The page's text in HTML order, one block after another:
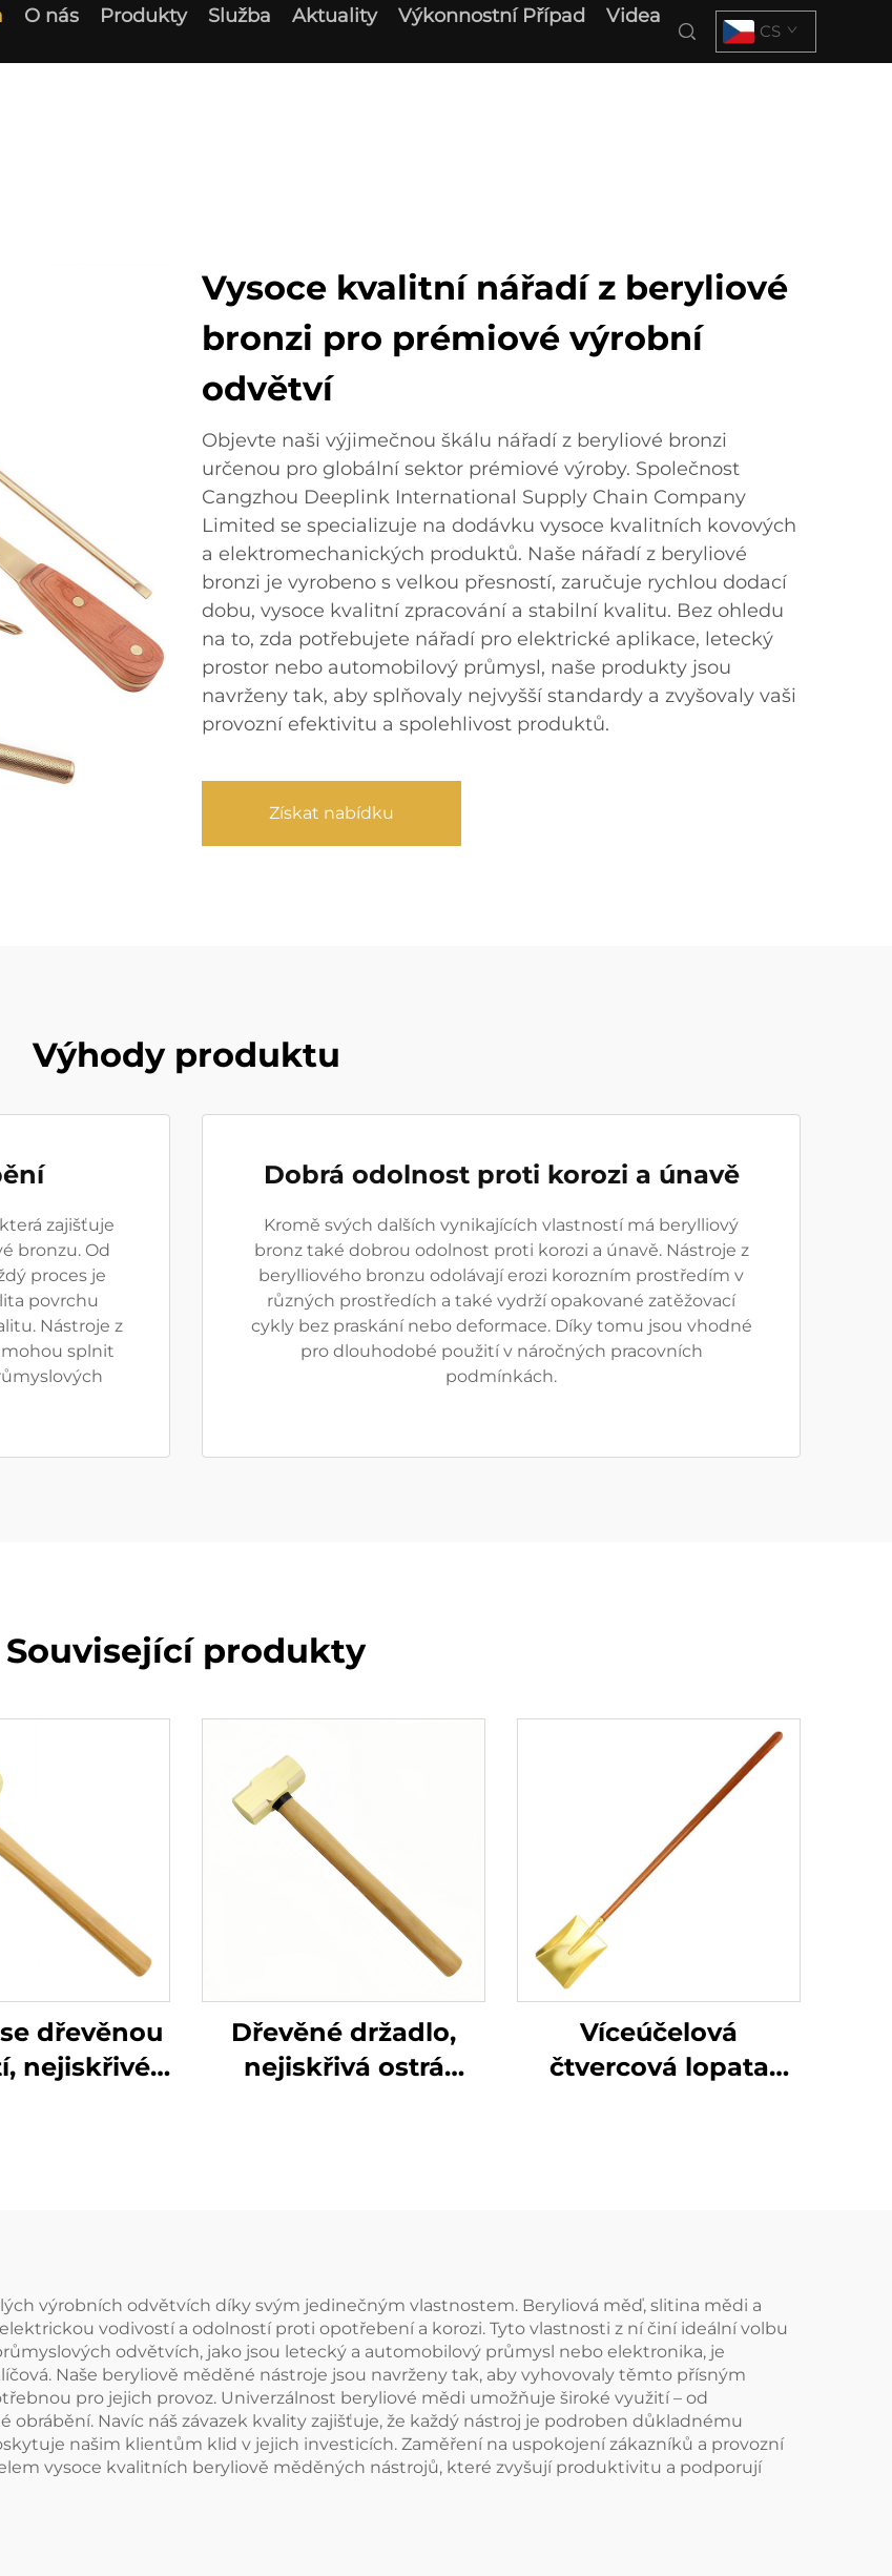
O nás Produkty Služba Aktuality Výkonnostní Případ
Videa
CS
Vysoce kvalitní nářadí z beryliové
bronzi pro prémiové výrobní
odvětví
Objevte naši výjimečnou škálu nářadí z beryliové bronzi
určenou pro globální sektor prémiové výroby. Společnost
Cangzhou Deeplink International Supply Chain Company
Limited se specializuje na dodávku vysoce kvalitních kovových
a elektromechanických produktů. Naše nářadí z beryliové
bronzi je vyrobeno s velkou přesností, zaručuje rychlou dodací
dobu, vysoce kvalitní zpracování a stabilní kvalitu. Bez ohledu
na to, zda potřebujete nářadí pro elektrické aplikace, letecký
prostor nebo automobilový průmysl, naše produkty jsou
navrženy tak, aby splňovaly nejvyšší standardy a zvyšovaly vaši
provozní efektivitu a spolehlivost produktů.
Získat nabídku
Výhody produktu
zajišťuje
bronzu. Od
proces je
povrchu
Nástroje z
splnit
Dobrá odolnost proti korozi a únavě
Kromě svých dalších vynikajících vlastností má berylliový
bronz také dobrou odolnost proti korozi a únavě. Nástroje z
berylliového bronzu odolávají erozi korozním prostředím v
různých prostředích a také vydrží opakované zatěžovací
cykly bez praskání nebo deformace. Díky tomu jsou vhodné
pro dlouhodobé použití v náročných pracovních
podmínkách.
Související produkty
dřevěnou
nejiskřivé,
Dřevěné držadlo,
nejiskřivá ostrá
Víceúčelová
čtvercová lopata
výrobních odvětvích díky svým jedinečným vlastnostem. Beryliová měď, slitina mědi a
vodivostí a odolností proti opotřebení a korozi. Tyto vlastnosti z ní činí ideální volbu
odvětvích, jako jsou letecký a automobilový průmysl nebo elektronika, je
Naše beryliově měděné nástroje jsou navrženy tak, aby vyhovovaly těmto přísným
pro jejich provoz. Univerzálnost beryliové mědi umožňuje široké využití – od
Navíc náš závazek kvality zajišťuje, že každý nástroj je podroben důkladnému
našim klientům klid v jejich investicích. Zaměření na uspokojení zákazníků a provozní
vysoce kvalitních beryliově měděných nástrojů, které zvyšují produktivitu a podporují